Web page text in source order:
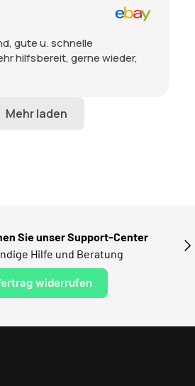
gute u. schnelle
hilfsbereit, gerne wieder,
Sie unser Support-Center
Hilfe und Beratung
widerrufen